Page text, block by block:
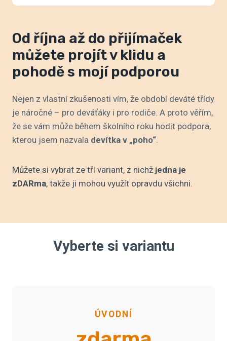
Od října až do přijímaček
můžete projít v klidu a
pohodě s mojí podporou
Nejen z vlastní zkušenosti vím, že období deváté třídy
je náročné – pro deváťáky i pro rodiče. A proto věřím,
že se vám může během školního roku hodit podpora,
kterou jsem nazvala devítka v „poho“.
Můžete si vybrat ze tří variant, z nichž jedna je
zDARma, takže ji mohou využít opravdu všichni.
Vyberte si variantu
ÚVODNÍ